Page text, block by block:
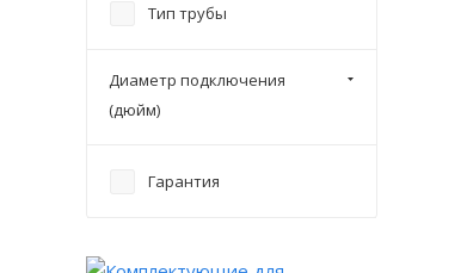
Тип трубы
Диаметр подключения
(дюйм)
Гарантия